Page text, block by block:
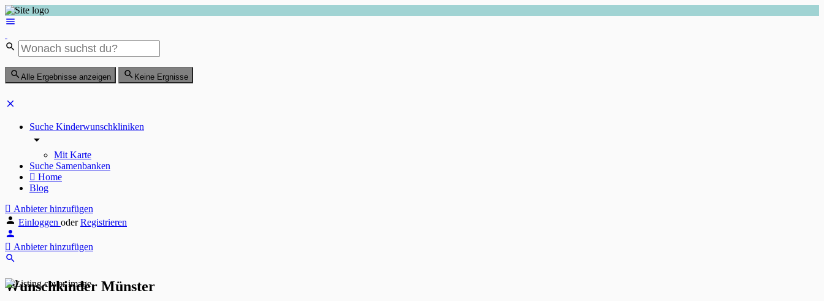
Alle Ergebnisse anzeigen Keine Ergnisse
Suche Kinderwunschkliniken
Mit Karte
Suche Samenbanken
Home
Blog
Anbieter hinzufügen
Einloggen oder Registrieren
Anbieter hinzufügen
Wunschkinder Münster